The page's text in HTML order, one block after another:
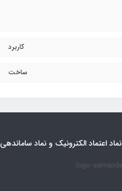
کاربرد
ساخت
نماد اعتماد الکترونیک و نماد ساماندهی